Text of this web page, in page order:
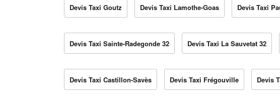
Devis Taxi Goutz Devis Taxi Lamothe-Goas Devis Taxi
Devis Taxi Sainte-Radegonde 32 Devis Taxi La Sauvetat 32
Devis Taxi Castillon-Savès Devis Taxi Frégouville Devis